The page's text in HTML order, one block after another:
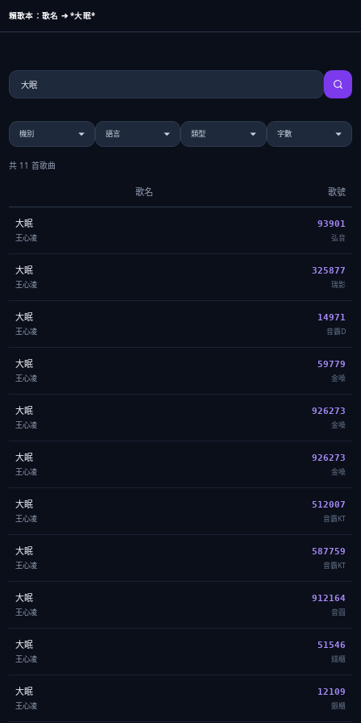
賴歌本：歌名 ➔ *大眠*
共 11 首歌曲
歌名 歌號
大眠
王心凌
93901
弘音
大眠
王心淩
325877
瑞影
大眠
王心凌
14971
音霸D
大眠
王心凌
59779
金嗓
大眠
王心凌
926273
金嗓
大眠
王心凌
926273
金嗓
大眠
王心凌
512007
音霸KT
大眠
王心凌
587759
音霸KT
大眠
王心凌
912164
音圓
大眠
王心凌
51546
錢櫃
大眠
王心凌
12109
銀櫃